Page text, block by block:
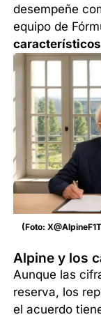
desempeñe
equipo de
(Foto:
Alpine y los
Aunque las
reserva, los
el acuerdo